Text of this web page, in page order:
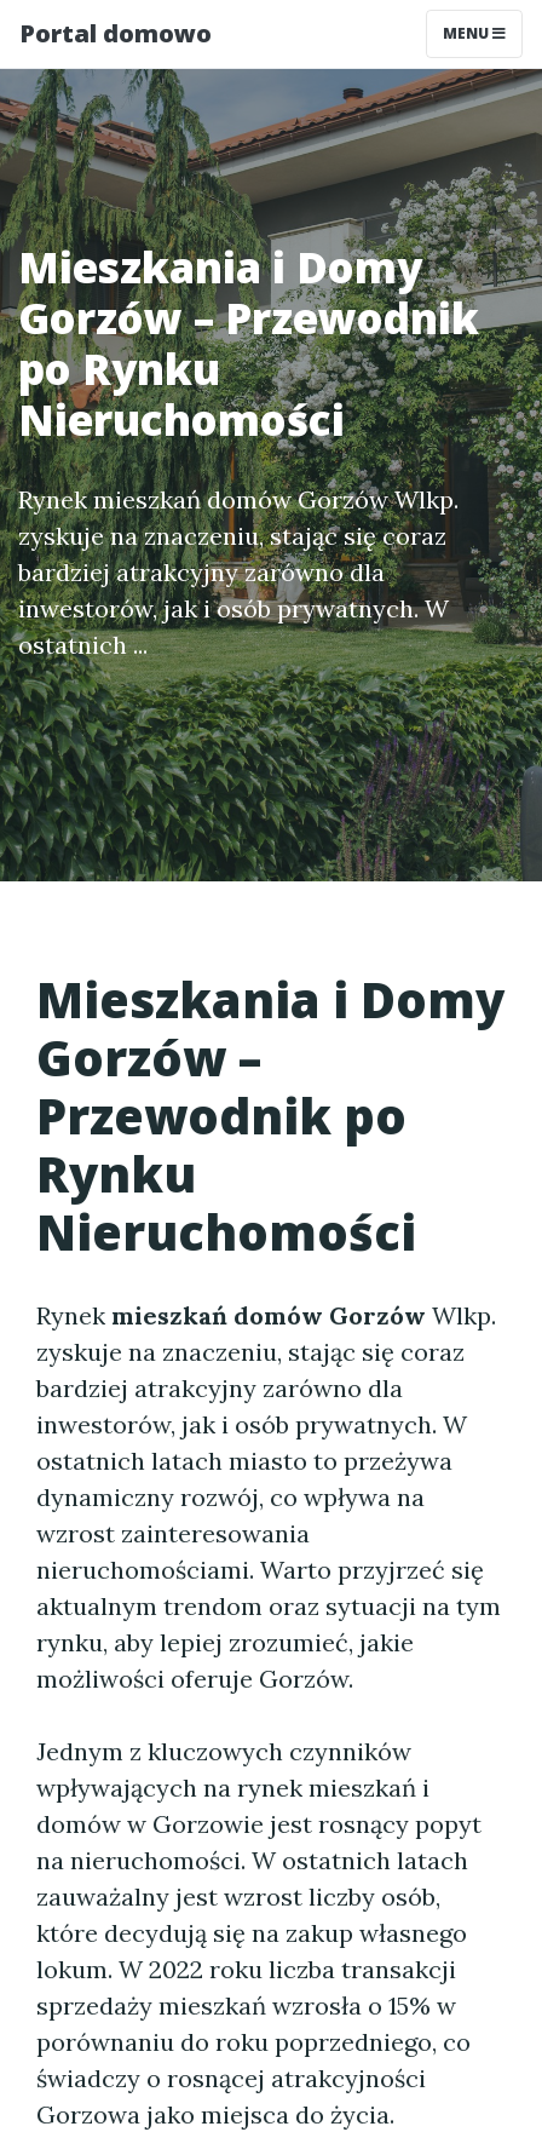
Portal domowo MENU
Mieszkania i Domy
Gorzów – Przewodnik
po Rynku
Nieruchomości
Rynek mieszkań domów Gorzów Wlkp.
zyskuje na znaczeniu, stając się coraz
bardziej atrakcyjny zarówno dla
inwestorów, jak i osób prywatnych. W
ostatnich ...
Mieszkania i Domy
Gorzów –
Przewodnik po
Rynku
Nieruchomości
Rynek mieszkań domów Gorzów Wlkp.
zyskuje na znaczeniu, stając się coraz
bardziej atrakcyjny zarówno dla
inwestorów, jak i osób prywatnych. W
ostatnich latach miasto to przeżywa
dynamiczny rozwój, co wpływa na
wzrost zainteresowania
nieruchomościami. Warto przyjrzeć się
aktualnym trendom oraz sytuacji na tym
rynku, aby lepiej zrozumieć, jakie
możliwości oferuje Gorzów.
Jednym z kluczowych czynników
wpływających na rynek mieszkań i
domów w Gorzowie jest rosnący popyt
na nieruchomości. W ostatnich latach
zauważalny jest wzrost liczby osób,
które decydują się na zakup własnego
lokum. W 2022 roku liczba transakcji
sprzedaży mieszkań wzrosła o 15% w
porównaniu do roku poprzedniego, co
świadczy o rosnącej atrakcyjności
Gorzowa jako miejsca do życia.